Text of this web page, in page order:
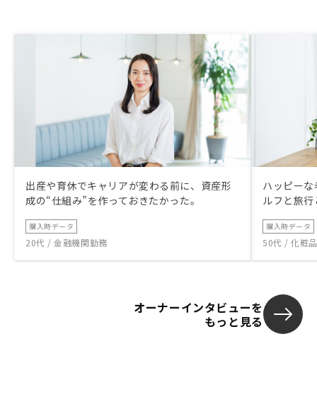
出産や育休でキャリアが変わる前に、資産形
成の“仕組み”を作っておきたかった。
購入時データ
20代 / 金融機関勤務
ハッピー
ルフと旅
購入時データ
50代 / 化粧
オーナーインタビューを
もっと見る